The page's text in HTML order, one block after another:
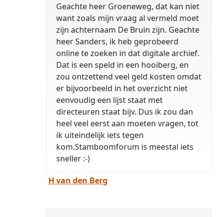
Geachte heer Groeneweg, dat kan niet
want zoals mijn vraag al vermeld moet
zijn achternaam De Bruin zijn. Geachte
heer Sanders, ik heb geprobeerd
online te zoeken in dat digitale archief.
Dat is een speld in een hooiberg, en
zou ontzettend veel geld kosten omdat
er bijvoorbeeld in het overzicht niet
eenvoudig een lijst staat met
directeuren staat bijv. Dus ik zou dan
heel veel eerst aan moeten vragen, tot
ik uiteindelijk iets tegen
kom.Stamboomforum is meestal iets
sneller :-)
H van den Berg